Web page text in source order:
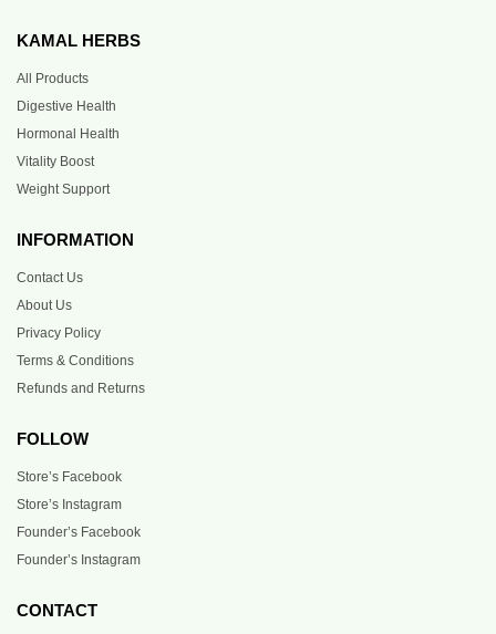
KAMAL HERBS
All Products
Digestive Health
Hormonal Health
Vitality Boost
Weight Support
INFORMATION
Contact Us
About Us
Privacy Policy
Terms & Conditions
Refunds and Returns
FOLLOW
Store’s Facebook
Store’s Instagram
Founder’s Facebook
Founder’s Instagram
CONTACT